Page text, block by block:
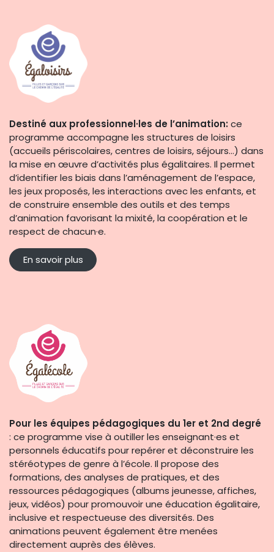
Destiné aux professionnel·les de l’animation:ce
programme accompagne les structures de loisirs
(accueils périscolaires, centres de loisirs, séjours…) dans
la mise en œuvre d’activités plus égalitaires. Il permet
d’identifier les biais dans l’aménagement de l’espace,
les jeux proposés, les interactions avec les enfants, et
de construire ensemble des outils et des temps
d’animation favorisant la mixité, la coopération et le
respect de chacun·e.
En savoir plus
Pour les équipes pédagogiques du 1er et 2nd degré
: ce programme vise à outiller les enseignant·es et
personnels éducatifs pour repérer et déconstruire les
stéréotypes de genre à l’école. Il propose des
formations, des analyses de pratiques, et des
ressources pédagogiques (albums jeunesse, affiches,
jeux, vidéos) pour promouvoir une éducation égalitaire,
inclusive et respectueuse des diversités. Des
animations peuvent également être menées
directement auprès des élèves.